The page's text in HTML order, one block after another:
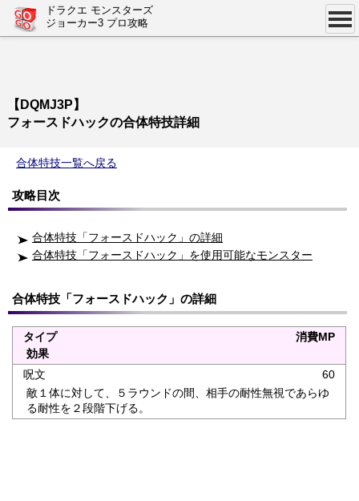
ドラクエ モンスターズ
ジョーカー3 プロ攻略
【DQMJ3P】
フォースドハックの合体特技詳細
合体特技一覧へ戻る
攻略目次
合体特技「フォースドハック」の詳細
合体特技「フォースドハック」を使用可能なモンスター
合体特技「フォースドハック」の詳細
タイプ
消費MP
効果
呪文
60
敵１体に対して、５ラウンドの間、相手の耐性無視であらゆ
る耐性を２段階下げる。